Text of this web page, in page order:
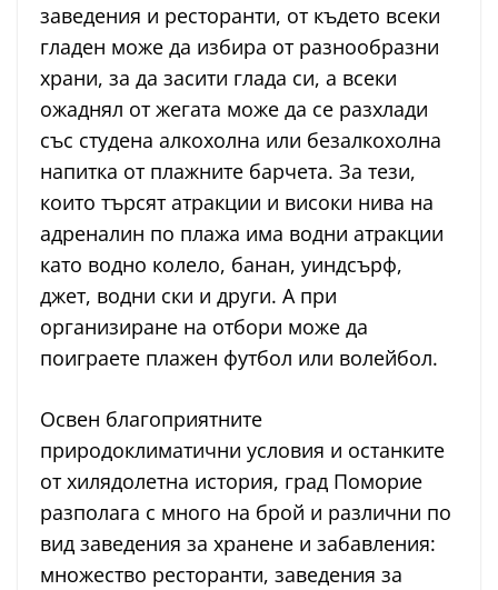
заведения и ресторанти, от където всеки
гладен може да избира от разнообразни
храни, за да засити глада си, а всеки
ожаднял от жегата може да се разхлади
със студена алкохолна или безалкохолна
напитка от плажните барчета. За тези,
които търсят атракции и високи нива на
адреналин по плажа има водни атракции
като водно колело, банан, уиндсърф,
джет, водни ски и други. А при
организиране на отбори може да
поиграете плажен футбол или волейбол.
Освен благоприятните
природоклиматични условия и останките
от хилядолетна история, град Поморие
разполага с много на брой и различни по
вид заведения за хранене и забавления:
множество ресторанти, заведения за